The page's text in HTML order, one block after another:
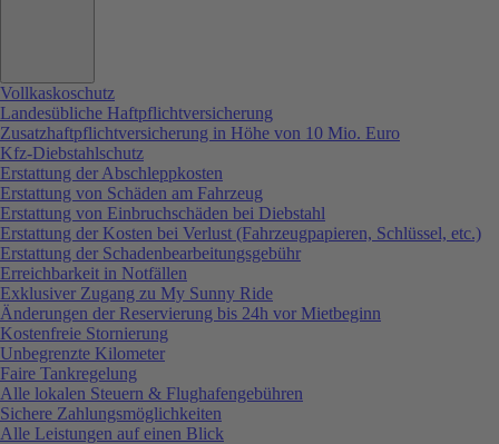
Vollkaskoschutz
Landesübliche Haftpflichtversicherung
Zusatzhaftpflichtversicherung in Höhe von 10 Mio. Euro
Kfz-Diebstahlschutz
Erstattung der Abschleppkosten
Erstattung von Schäden am Fahrzeug
Erstattung von Einbruchschäden bei Diebstahl
Erstattung der Kosten bei Verlust (Fahrzeugpapieren, Schlüssel, etc.)
Erstattung der Schadenbearbeitungsgebühr
Erreichbarkeit in Notfällen
Exklusiver Zugang zu My Sunny Ride
Änderungen der Reservierung bis 24h vor Mietbeginn
Kostenfreie Stornierung
Unbegrenzte Kilometer
Faire Tankregelung
Alle lokalen Steuern & Flughafengebühren
Sichere Zahlungsmöglichkeiten
Alle Leistungen auf einen Blick